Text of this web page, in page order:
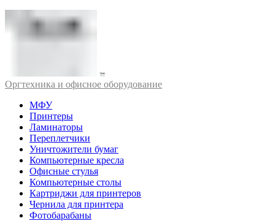
Оргтехника и офисное оборудование
МФУ
Принтеры
Ламинаторы
Переплетчики
Уничтожители бумаг
Компьютерные кресла
Офисные стулья
Компьютерные столы
Картриджи для принтеров
Чернила для принтера
Фотобарабаны